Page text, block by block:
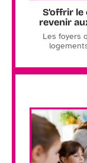
S’offrir
revenir
Les foyers